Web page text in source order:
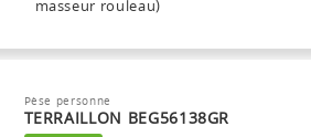
masseur rouleau)
Pèse personne
TERRAILLON BEG56138GR